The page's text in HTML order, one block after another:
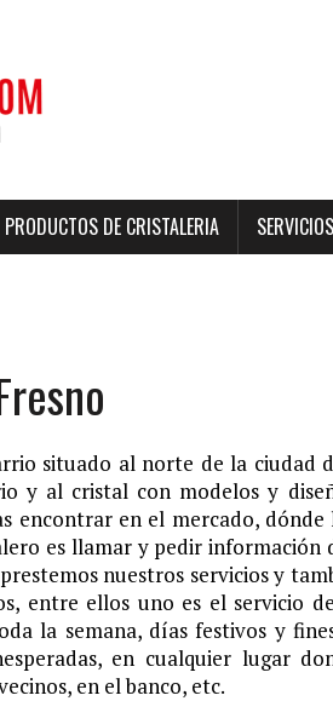
PRODUCTOS DE CRISTALERIA
situado al norte de la ciudad
y al cristal con modelos y
encontrar en el mercado,
es llamar y pedir información
nuestros servicios y
entre ellos uno es el servicio
la semana, días festivos y
en cualquier lugar
en el banco, etc.